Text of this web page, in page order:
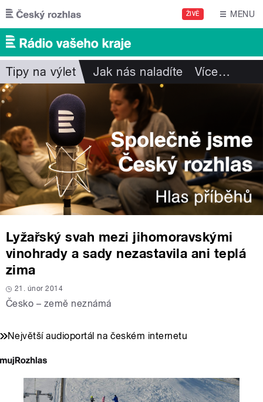
Přejít k hlavnímu obsahu
ŽIVĚ MENU
Tipy na výlet Jak nás naladíte Více…
Lyžařský svah mezi jihomoravskými
vinohrady a sady nezastavila ani teplá
zima
21. únor 2014
Česko – země neznámá
Největší audioportál na českém internetu